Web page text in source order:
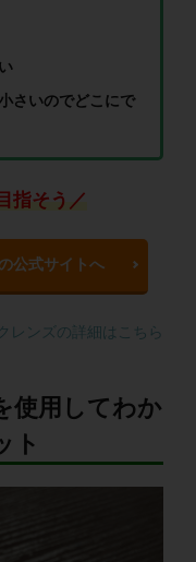
さいのでどこにで
指そう／
公式サイトへ
レンズの詳細はこちら
使用してわか
ト